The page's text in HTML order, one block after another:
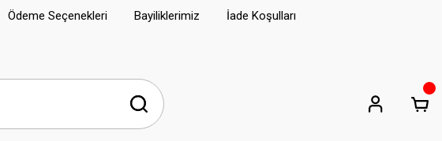
Ödeme Seçenekleri Bayiliklerimiz İade Koşulları